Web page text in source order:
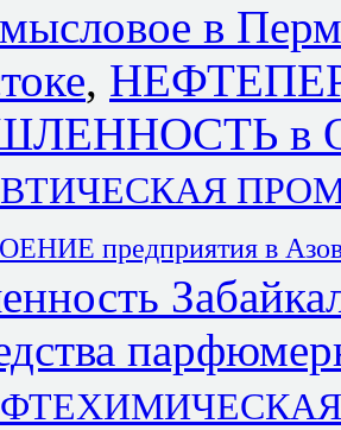
в
,
в
предприятия в